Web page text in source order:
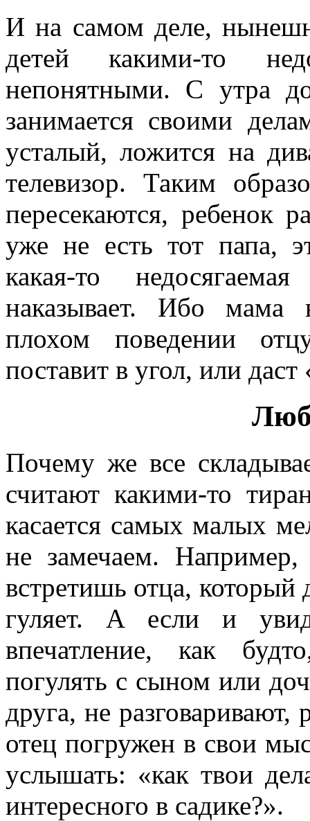
И на самом деле,
детей какими-то
непонятными. С утра
занимается своими
усталый, ложится на
телевизор. Таким
пересекаются, ребенок
уже не есть тот папа,
какая-то
наказывает. Ибо мама
плохом поведении
поставит в угол, или
Почему же все
считают какими-то
касается самых малых
не замечаем.
встретишь отца, который
гуляет. А если и
впечатление, как
погулять с сыном или
друга, не
отец погружен в свои
услышать: «как твои
интересного в садике?».